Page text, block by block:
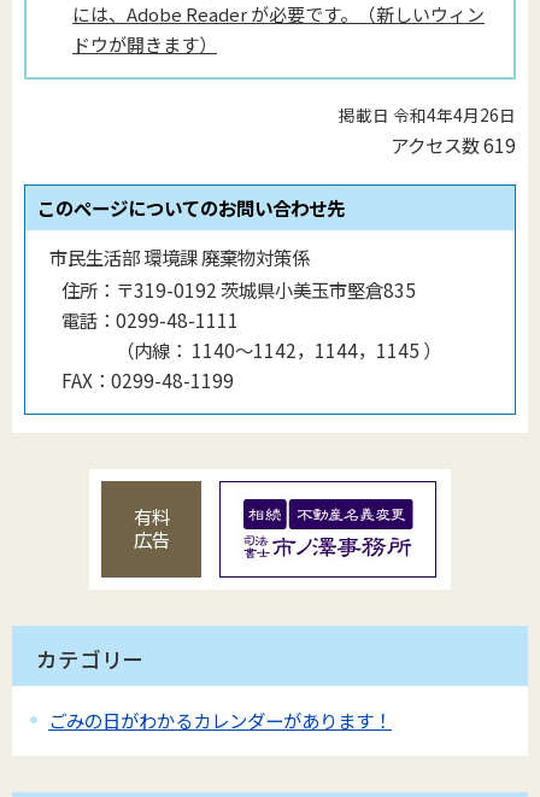
には、Adobe Reader が必要です。（新しいウィン
ドウが開きます）
掲載日 令和4年4月26日
アクセス数619
このページについてのお問い合わせ先
市民生活部 環境課 廃棄物対策係
住所： 〒319-0192 茨城県小美玉市堅倉835
電話： 0299-48-1111
（内線 ： 1140〜1142，1144，1145 ）
FAX： 0299-48-1199
有料
広告
カテゴリー
ごみの日がわかるカレンダーがあります！